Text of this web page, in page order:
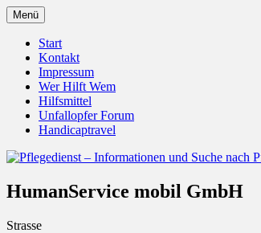
Zum
Inhalt
springen
Pflegedienst –
Menü
Start
Kontakt
Impressum
Wer Hilft Wem
Hilfsmittel
Unfallopfer Forum
Handicaptravel
HumanService mobil GmbH
Strasse